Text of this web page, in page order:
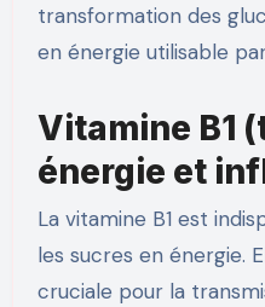
transformation des
en énergie utilisable
Vitamine B1
énergie et
La vitamine B1 est
les sucres en énergie.
cruciale pour la